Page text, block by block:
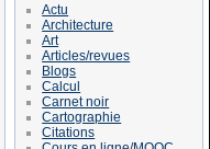
Actu
Architecture
Art
Articles/revues
Blogs
Calcul
Carnet noir
Cartographie
Citations